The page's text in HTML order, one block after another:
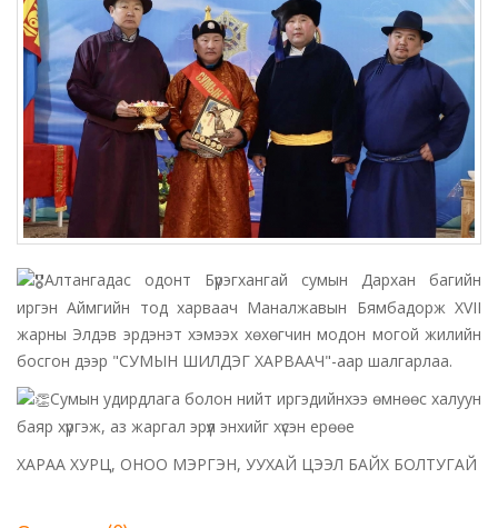
Алтангадас одонт Бүрэгхангай сумын Дархан багийн
иргэн Аймгийн тод харваач Маналжавын Бямбадорж XVII
жарны Элдэв эрдэнэт хэмээх хөхөгчин модон могой жилийн
босгон дээр "СУМЫН ШИЛДЭГ ХАРВААЧ"-аар шалгарлаа.
Сумын удирдлага болон нийт иргэдийнхээ өмнөөс халуун
баяр хүргэж, аз жаргал эрүүл энхийг хүсэн ерөөе
ХАРАА ХУРЦ, ОНОО МЭРГЭН, УУХАЙ ЦЭЭЛ БАЙХ БОЛТУГАЙ